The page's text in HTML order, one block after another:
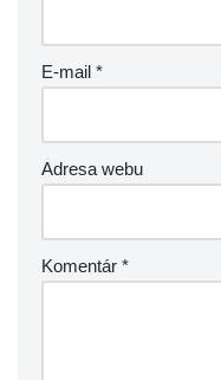
E-mail *
Adresa webu
Komentár *